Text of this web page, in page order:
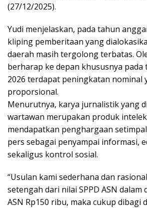
(27/12/2025).
Yudi menjelaskan, pada tahun
kliping pemberitaan yang
daerah masih tergolong terbatas.
berharap ke depan khususnya
2026 terdapat peningkatan nominal
proporsional.
Menurutnya, karya jurnalistik yang
wartawan merupakan produk
mendapatkan penghargaan
pers sebagai penyampai informasi,
sekaligus kontrol sosial.
“Usulan kami sederhana dan
setengah dari nilai SPPD ASN dalam
ASN Rp150 ribu, maka cukup dibagi